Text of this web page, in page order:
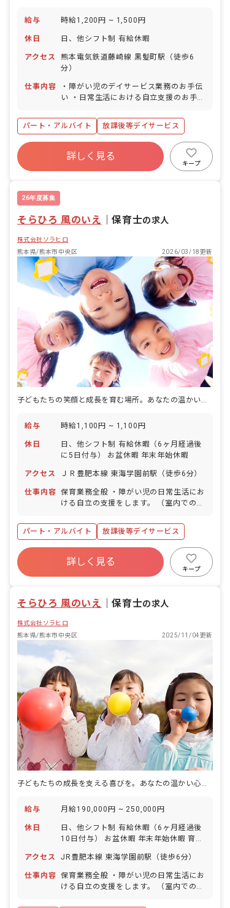
給与 時給1,200円 ~ 1,500円
休日 日、他シフト制 有給休暇
アクセス
熊本電気鉄道藤崎線 黒髪町駅（徒歩6
分）
仕事内容
・障がい児のデイサービス業務のお手伝
い ・日常生活における自立支援のお手伝
AT車） ・その他、上記に付随する業務
パート・アルバイト 放課後等デイサービス
詳しく見る
キープ
26年度募集
そらひろ 風のいえ ｜保育士の求人
株式会社ソラヒロ
熊本県/熊本市中央区
2026/03/18更新
子どもたちの笑顔と成長を育む場所。あなたの温かい心で未来を一緒に彩りましょう！
給与 時給1,100円 ~ 1,100円
休日
日、他シフト制 有給休暇（6ヶ月経過後
に5日付与） お盆休暇 年末年始休暇
アクセス ＪＲ豊肥本線 東海学園前駅（徒歩6分）
仕事内容 保育業務全般 ・障がい児の日常生活にお
ける自立の支援をします。 （室内での
等の支援） ・送迎業務（社用車:軽、普
通自動車AT車） ・定員10名の児童に対
して支援員4~6名で担当します。 ・その
他、上記に付随する業務
パート・アルバイト 放課後等デイサービス
詳しく見る
キープ
そらひろ 風のいえ ｜保育士の求人
株式会社ソラヒロ
熊本県/熊本市中央区
2025/11/04更新
子どもたちの成長を支える喜びを。あなたの温かい心が未来を育む、新しい場所で輝きませんか？
給与 月給190,000円 ~ 250,000円
休日
日、他シフト制 有給休暇（6ヶ月経過後
10日付与） お盆休暇 年末年始休暇 育児
アクセス
JR豊肥本線 東海学園前駅（徒歩6分）
仕事内容 保育業務全般 ・障がい児の日常生活にお
ける自立の支援をします。 （室内での